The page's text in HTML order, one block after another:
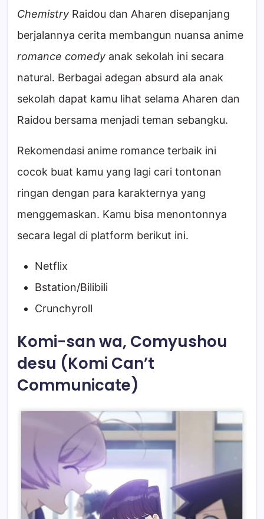
Chemistry Raidou dan Aharen disepanjang
berjalannya cerita membangun nuansa anime
romance comedy anak sekolah ini secara
natural. Berbagai adegan absurd ala anak
sekolah dapat kamu lihat selama Aharen dan
Raidou bersama menjadi teman sebangku.
Rekomendasi anime romance terbaik ini
cocok buat kamu yang lagi cari tontonan
ringan dengan para karakternya yang
menggemaskan. Kamu bisa menontonnya
secara legal di platform berikut ini.
Netflix
Bstation/Bilibili
Crunchyroll
Komi-san wa, Comyushou
desu (Komi Can’t
Communicate)